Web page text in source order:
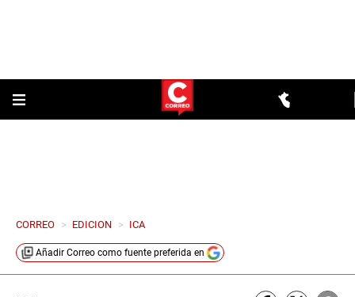
CORREO > EDICION > ICA
Añadir Correo como fuente preferida en